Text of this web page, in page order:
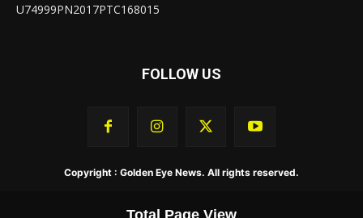
U74999PN2017PTC168015
FOLLOW US
Copyright : Golden Eye News. All rights reserved.